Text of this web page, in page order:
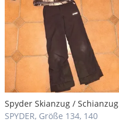
Spyder Skianzug / Schianzug
12
SPYDER, Größe 134, 140